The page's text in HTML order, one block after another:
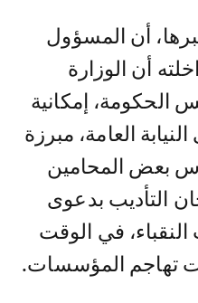
أن المسؤول
أن الوزارة
الحكومة، إمكانية
العامة، مبرزة
بعض المحامين
التأديب بدعوى
في الوقت
تهاجم المؤسسات.